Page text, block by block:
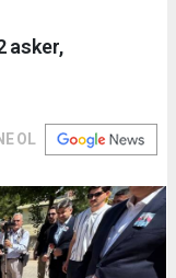
asker,
OL